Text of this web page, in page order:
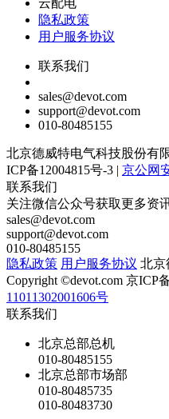
云配电
隐私政策
用户服务协议
联系我们
sales@devot.com
support@devot.com
010-80485155
北京德威特电气科技股份有
ICP备12004815号-3 | 京公网
联系我们
关注微信公众号获取更多资
sales@devot.com
support@devot.com
010-80485155
隐私政策 用户服务协议 北京
Copyright ©devot.com 京ICP
11011302001606号
联系我们
北京总部总机
010-80485155
北京总部市场部
010-80485735
010-80483730